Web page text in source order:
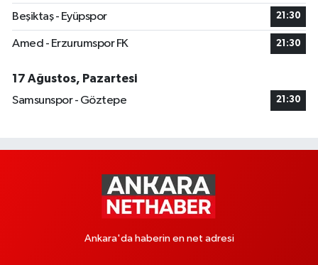
Beşiktaş - Eyüpspor 21:30
Amed - Erzurumspor FK 21:30
17 Ağustos, Pazartesi
Samsunspor - Göztepe
21:30
Ankara'da haberin en net adresi